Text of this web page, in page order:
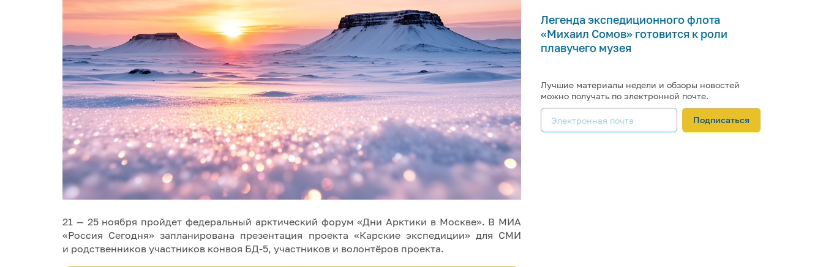
21 — 25 ноября пройдет федеральный арктический форум «Дни Арктики в Москве». В МИА
«Россия Сегодня» запланирована презентация проекта «Карские экспедиции» для СМИ
и родственников участников конвоя БД-5, участников и волонтёров проекта.
Легенда экспедиционного флота
«Михаил Сомов» готовится к роли
плавучего музея
Лучшие материалы недели и обзоры новостей
можно получать по электронной почте.
Подписаться